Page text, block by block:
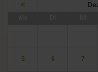
<
5 6 7